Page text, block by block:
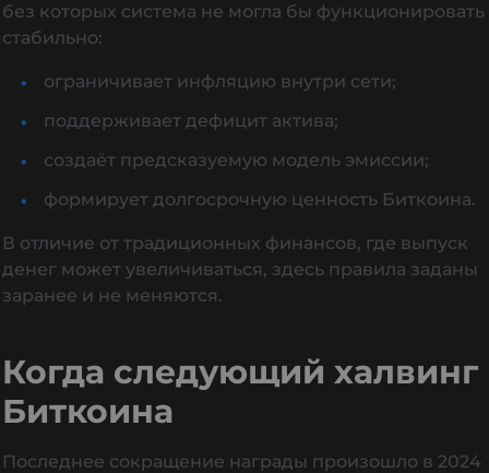
без которых система не могла бы функционировать
стабильно:
ограничивает инфляцию внутри сети;
поддерживает дефицит актива;
создаёт предсказуемую модель эмиссии;
формирует долгосрочную ценность Биткоина.
В отличие от традиционных финансов, где выпуск
денег может увеличиваться, здесь правила заданы
заранее и не меняются.
Когда следующий халвинг
Биткоина
Последнее сокращение награды произошло в 2024